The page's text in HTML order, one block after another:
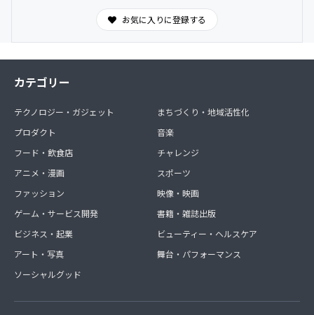
お気に入りに登録する
カテゴリー
テクノロジー・ガジェット
プロダクト
フード・飲食店
アニメ・漫画
ファッション
ゲーム・サービス開発
ビジネス・起業
アート・写真
ソーシャルグッド
まちづくり・地域活性化
音楽
チャレンジ
スポーツ
映像・映画
書籍・雑誌出版
ビューティー・ヘルスケア
舞台・パフォーマンス